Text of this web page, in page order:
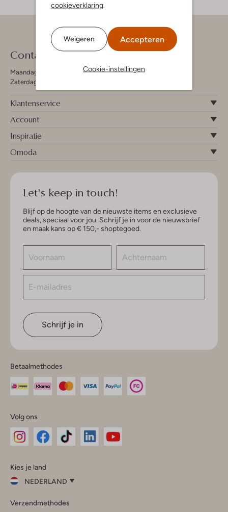
cookieverklaring
Weigeren Accepteren
Cookie-instellingen
Contact
Maandag - Vrijdag 09:00 - 19:00 uur
Zaterdag 09:00 - 17:00 uur
Klantenservice
Account
Inspiratie
Omoda
Let's keep in touch!
Blijf op de hoogte van de nieuwste items en exclusieve
deals, speciaal voor jou. Schrijf je in voor de nieuwsbrief
en maak kans op € 150,- shoptegoed.
Schrijf je in
Betaalmethodes
Volg ons
InstagramFacebook
Kies je land
NEDERLAND
je
Verzendmethodes